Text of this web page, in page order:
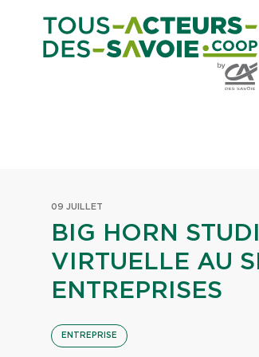
09 JUILLET
BIG HORN
VIRTUELLE AU
ENTREPRISES
ENTREPRISE